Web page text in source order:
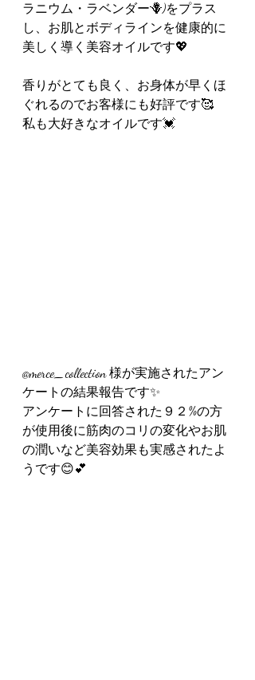
ラニウム・ラベンダー🪻)をプラス
し、お肌とボディラインを健康的に
美しく導く美容オイルです💖
香りがとても良く、お身体が早くほ
ぐれるのでお客様にも好評です🥰
私も大好きなオイルです💓
@merce_collection 様が実施されたアン
ケートの結果報告です✨
アンケートに回答された９２%の方
が使用後に筋肉のコリの変化やお肌
の潤いなど美容効果も実感されたよ
うです😊💕